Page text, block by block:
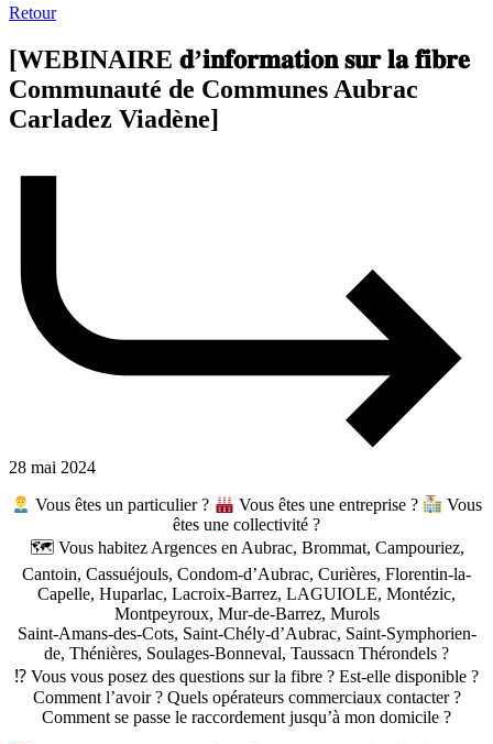
Retour
[WEBINAIRE 𝐝’𝐢𝐧𝐟𝐨𝐫𝐦𝐚𝐭𝐢𝐨𝐧 𝐬𝐮𝐫 𝐥𝐚 𝐟𝐢𝐛𝐫𝐞
Communauté de Communes Aubrac
Carladez Viadène]
28 mai 2024
Vous êtes un particulier ? Vous êtes une entreprise ?
Vous
êtes une collectivité ?
🗺 Vous habitez Argences en Aubrac, Brommat, Campouriez,
Cantoin, Cassuéjouls, Condom-d’Aubrac, Curières, Florentin-la-
Capelle, Huparlac, Lacroix-Barrez, LAGUIOLE, Montézic,
Montpeyroux, Mur-de-Barrez, Murols
Saint-Amans-des-Cots, Saint-Chély-d’Aubrac, Saint-Symphorien-
de, Thénières, Soulages-Bonneval, Taussacn Thérondels ?
⁉ Vous vous posez des questions sur la fibre ? Est-elle disponible ?
Comment l’avoir ? Quels opérateurs commerciaux contacter ?
Comment se passe le raccordement jusqu’à mon domicile ?